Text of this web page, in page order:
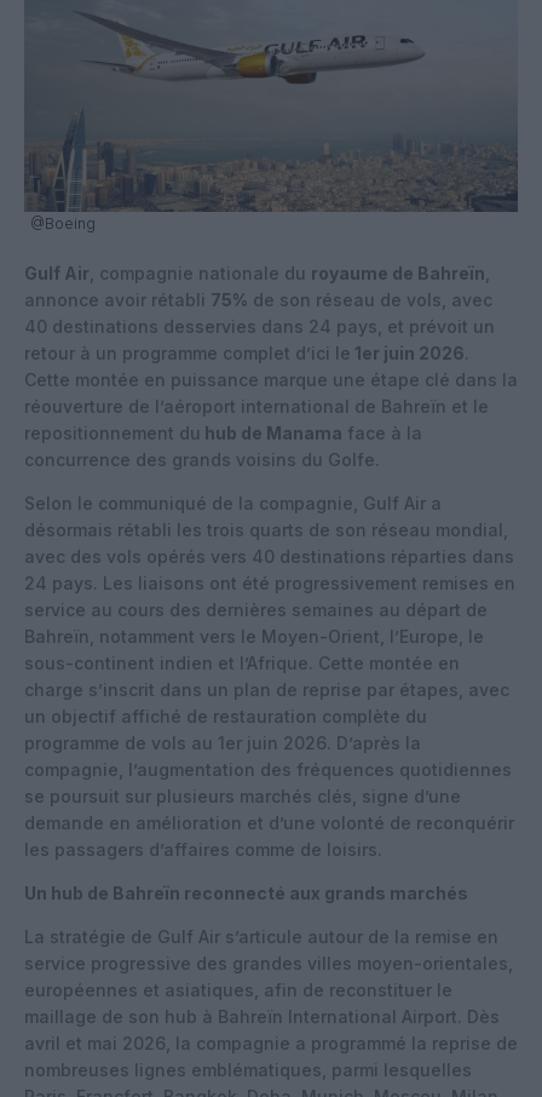
@Boeing
Gulf Air , compagnie nationale du royaume de Bahreïn
annonce avoir rétabli 75% de son réseau de vols, avec
40 destinations desservies dans 24 pays, et prévoit un
retour à un programme complet d’ici le 1er juin 2026.
Cette montée en puissance marque une étape clé dans la
réouverture de l’aéroport international de Bahreïn et le
repositionnement du hub de Manama face à la
concurrence des grands voisins du Golfe.
Selon le communiqué de la compagnie, Gulf Air a
désormais rétabli les trois quarts de son réseau mondial,
avec des vols opérés vers 40 destinations réparties dans
24 pays. Les liaisons ont été progressivement remises en
service au cours des dernières semaines au départ de
Bahreïn, notamment vers le Moyen-Orient, l’Europe, le
sous-continent indien et l’Afrique. Cette montée en
charge s’inscrit dans un plan de reprise par étapes, avec
un objectif affiché de restauration complète du
programme de vols au 1er juin 2026. D’après la
compagnie, l’augmentation des fréquences quotidiennes
se poursuit sur plusieurs marchés clés, signe d’une
demande en amélioration et d’une volonté de reconquérir
les passagers d’affaires comme de loisirs.
Un hub de Bahreïn reconnecté aux grands marchés
La stratégie de Gulf Air s’articule autour de la remise en
service progressive des grandes villes moyen-orientales,
européennes et asiatiques, afin de reconstituer le
maillage de son hub à Bahreïn International Airport. Dès
avril et mai 2026, la compagnie a programmé la reprise de
nombreuses lignes emblématiques, parmi lesquelles